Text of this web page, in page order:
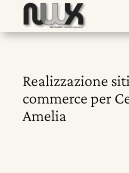
Realizzazione
commerce per
Amelia